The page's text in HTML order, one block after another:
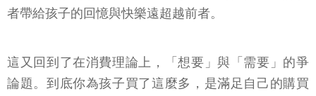
者帶給孩子的回憶與快樂遠超越前者。
這又回到了在消費理論上，「想要」與「需要」的爭
論題。到底你為孩子買了這麼多，是滿足自己的購買